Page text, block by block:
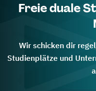
Freie duale
Wir schicken dir
Studienplätze und